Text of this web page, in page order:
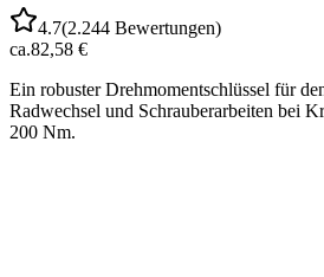
4.7(2.244 Bewertungen)
ca.82,58 €
Ein robuster Drehmomentschlüssel für
Radwechsel und Schrauberarbeiten bei
200 Nm.